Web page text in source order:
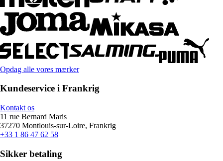
Opdag alle vores mærker
Kundeservice i Frankrig
Kontakt os
11 rue Bernard Maris
37270 Montlouis-sur-Loire, Frankrig
+33 1 86 47 62 58
Sikker betaling